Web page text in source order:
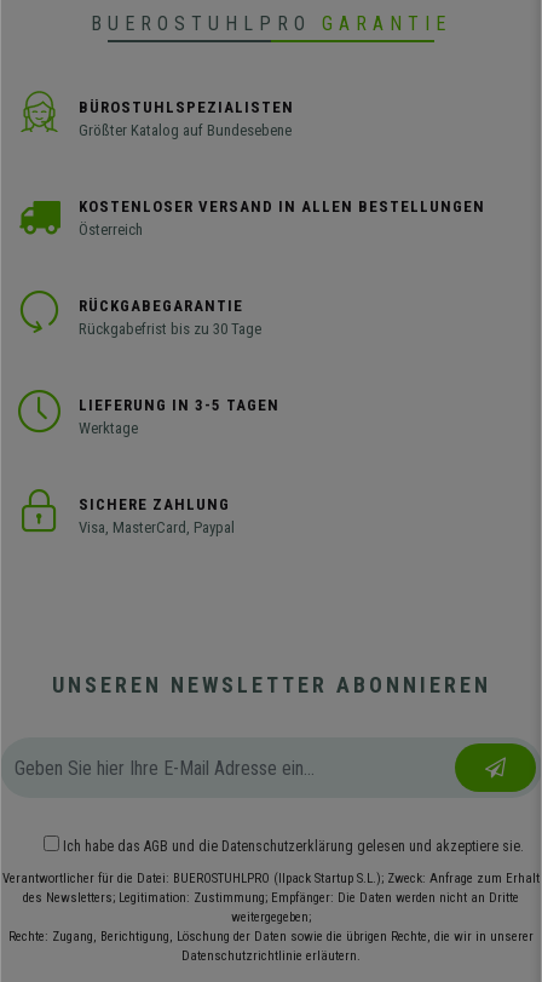
BUEROSTUHLPRO GARANTIE
BÜROSTUHLSPEZIALISTEN
Größter Katalog auf Bundesebene
KOSTENLOSER VERSAND IN ALLEN BESTELLUNGEN
Österreich
RÜCKGABEGARANTIE
Rückgabefrist bis zu 30 Tage
LIEFERUNG IN 3-5 TAGEN
Werktage
SICHERE ZAHLUNG
Visa, MasterCard, Paypal
UNSEREN NEWSLETTER ABONNIEREN
Ich habe das AGB und die Datenschutzerklärung gelesen und akzeptiere sie.
Verantwortlicher für die Datei: BUEROSTUHLPRO (Ilpack Startup S.L.); Zweck: Anfrage zum Erhalt
des Newsletters; Legitimation: Zustimmung; Empfänger: Die Daten werden nicht an Dritte
weitergegeben;
Rechte: Zugang, Berichtigung, Löschung der Daten sowie die übrigen Rechte, die wir in unserer
Datenschutzrichtlinie erläutern.